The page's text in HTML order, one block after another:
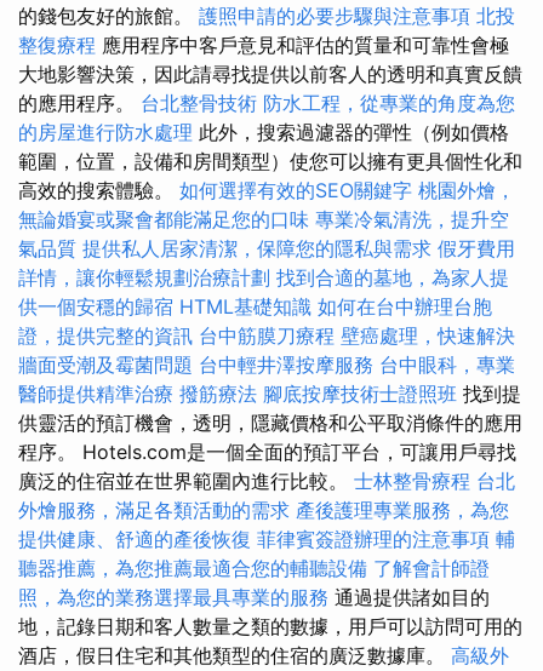
的錢包友好的旅館。 護照申請的必要步驟與注意事項 北投
整復療程 應用程序中客戶意見和評估的質量和可靠性會極
大地影響決策，因此請尋找提供以前客人的透明和真實反饋
的應用程序。 台北整骨技術 防水工程，從專業的角度為您
的房屋進行防水處理 此外，搜索過濾器的彈性（例如價格
範圍，位置，設備和房間類型）使您可以擁有更具個性化和
高效的搜索體驗。 如何選擇有效的SEO關鍵字 桃園外燴，
無論婚宴或聚會都能滿足您的口味 專業冷氣清洗，提升空
氣品質 提供私人居家清潔，保障您的隱私與需求 假牙費用
詳情，讓你輕鬆規劃治療計劃 找到合適的墓地，為家人提
供一個安穩的歸宿 HTML基礎知識 如何在台中辦理台胞
證，提供完整的資訊 台中筋膜刀療程 壁癌處理，快速解決
牆面受潮及霉菌問題 台中輕井澤按摩服務 台中眼科，專業
醫師提供精準治療 撥筋療法 腳底按摩技術士證照班 找到提
供靈活的預訂機會，透明，隱藏價格和公平取消條件的應用
程序。 Hotels.com是一個全面的預訂平台，可讓用戶尋找
廣泛的住宿並在世界範圍內進行比較。 士林整骨療程 台北
外燴服務，滿足各類活動的需求 產後護理專業服務，為您
提供健康、舒適的產後恢復 菲律賓簽證辦理的注意事項 輔
聽器推薦，為您推薦最適合您的輔聽設備 了解會計師證
照，為您的業務選擇最具專業的服務 通過提供諸如目的
地，記錄日期和客人數量之類的數據，用戶可以訪問可用的
酒店，假日住宅和其他類型的住宿的廣泛數據庫。 高級外